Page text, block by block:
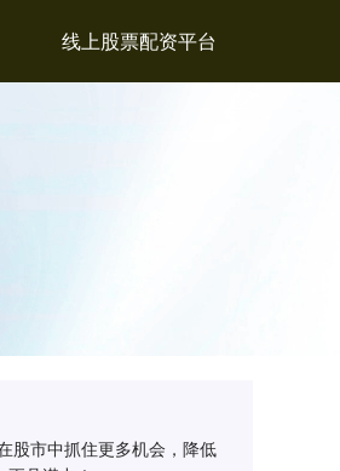
线上股票配资平台
股市中抓住更多机会，降低